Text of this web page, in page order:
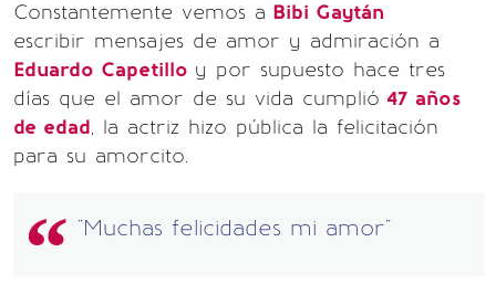
Constantemente vemos a Bibi Gaytán
escribir mensajes de amor y admiración a
Eduardo Capetillo y por supuesto hace tres
días que el amor de su vida cumplió 47 años
de edad, la actriz hizo pública la felicitación
para su amorcito.
"Muchas felicidades mi amor"